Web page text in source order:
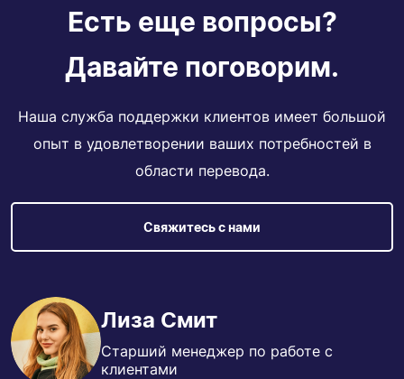
Есть еще вопросы?
Давайте поговорим.
Наша служба поддержки клиентов имеет большой
опыт в удовлетворении ваших потребностей в
области перевода.
Свяжитесь с нами
Лиза Смит
Старший менеджер по работе с
клиентами